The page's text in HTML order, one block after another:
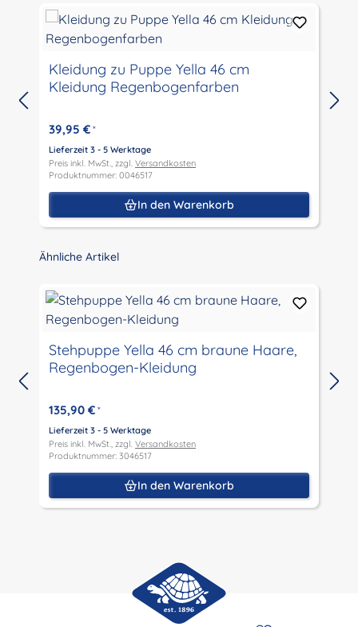
Kleidung zu Puppe Yella 46 cm
Kleidung Regenbogenfarben
39,95 € *
Lieferzeit 3 - 5 Werktage
Preis inkl. MwSt., zzgl. Versandkosten
Produktnummer: 0046517
In den Warenkorb
Produktgalerie überspringen
Ähnliche Artikel
Stehpuppe Yella 46 cm braune Haare,
Regenbogen-Kleidung
135,90 € *
Lieferzeit 3 - 5 Werktage
Preis inkl. MwSt., zzgl. Versandkosten
Produktnummer: 3046517
In den Warenkorb